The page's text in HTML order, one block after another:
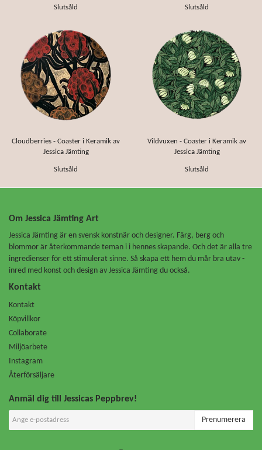
Slutsåld Slutsåld
Cloudberries - Coaster i Keramik av
Jessica Jämting
Slutsåld
Vildvuxen - Coaster i Keramik av
Jessica Jämting
Slutsåld
Om Jessica Jämting Art
Jessica Jämting är en svensk konstnär och designer. Färg, berg och
blommor är återkommande teman i i hennes skapande. Och det är alla tre
ingredienser för ett stimulerat sinne. Så skapa ett hem du mår bra utav -
inred med konst och design av Jessica Jämting du också.
Kontakt
Kontakt
Köpvillkor
Collaborate
Miljöarbete
Instagram
Återförsäljare
Anmäl dig till Jessicas Peppbrev!
Prenumerera